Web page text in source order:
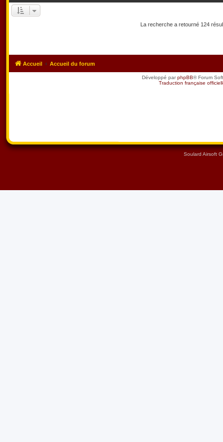
La recherche a retourné 124
Accueil Accueil du forum
Développé parphpBB® Forum
Traduction française
Soulard Airsoft